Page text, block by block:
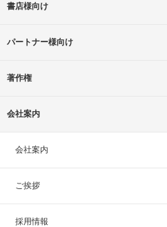
書店様向け
パートナー様向け
著作権
会社案内
会社案内
ご挨拶
採用情報